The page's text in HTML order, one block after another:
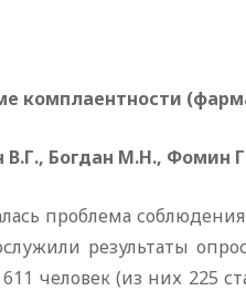
комплаентности
Богдан М.Н., Фомин
проблема
результаты
611 человек (из них 225